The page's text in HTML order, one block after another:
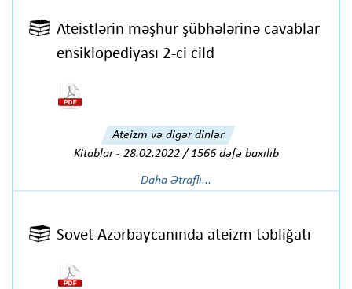
Ateistlərin məşhur şübhələrinə cavablar
ensiklopediyası 2-ci cild
Ateizm və digər dinlər
Kitablar- 28.02.2022 / 1566 dəfə baxılıb
Daha Ətraflı...
Sovet Azərbaycanında ateizm təbliğatı